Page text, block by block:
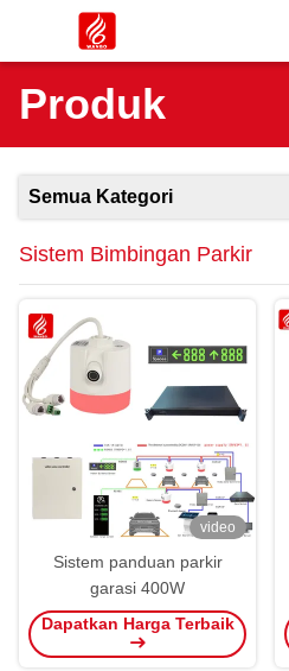
Produk
Semua Kategori
Sistem Bimbingan Parkir
video
Sistem panduan parkir
garasi 400W
Dapatkan Harga Terbaik